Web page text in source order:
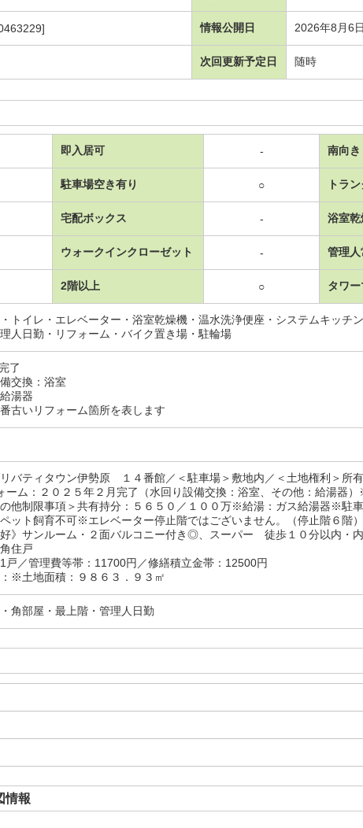
情報公開日 2026年8月6
次回更新予定日 随時
即入居可 - 南向き
駐車場空き有り ○ トラ
宅配ボックス - 浴室乾
ウォークインクローゼット - 管理人
2階以上 ○ タワ
トイレ・エレベーター・浴室乾燥機・温水洗浄便座・システムキッチ
人日勤・リフォーム・バイク置き場・駐輪場
了
交換：浴室
湯器
古いリフォーム箇所を表します
バティタウン伊勢原 １４番館／＜駐車場＞敷地内／＜土地権利＞所
ーム：２０２５年２月完了（水回り設備交換：浴室、その他：給湯器
他制限事項＞共有持分：５６５０／１００万※給湯：ガス給湯器※駐
ット飼育不可※エレベーター停止階ではございません。（停止階６階
》サンルーム・２面バルコニー付き◎、スーパー 徒歩１０分以内・
住戸
戸／管理費等帯：11700円／修繕積立金帯：12500円
※土地面積：９８６３．９３㎡
角部屋・最上階・管理人日勤
情報